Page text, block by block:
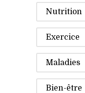
Nutrition
Exercice
Maladies
Bien-être